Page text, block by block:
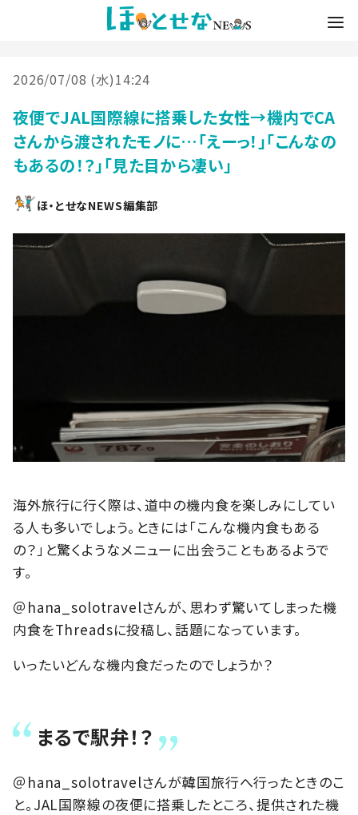
2026/07/08 (水)14:24
夜便でJAL国際線に搭乗した女性→機内でCA
さんから渡されたモノに…「えーっ！」「こんなの
もあるの！？」「見た目から凄い」
ほ・とせなNEWS編集部
海外旅行に行く際は、道中の機内食を楽しみにしてい
る人も多いでしょう。ときには「こんな機内食もある
の？」と驚くようなメニューに出会うこともあるようで
す。
＠hana_solotravelさんが、思わず驚いてしまった機
内食をThreadsに投稿し、話題になっています。
いったいどんな機内食だったのでしょうか？
まるで駅弁！？
＠hana_solotravelさんが韓国旅行へ行ったときのこ
と。JAL国際線の夜便に搭乗したところ、提供された機